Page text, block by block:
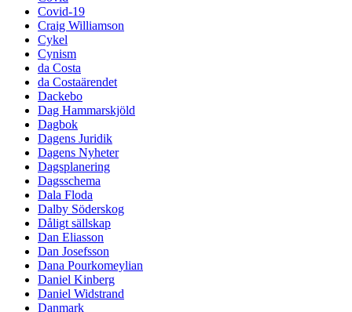
Covid-19
Craig Williamson
Cykel
Cynism
da Costa
da Costaärendet
Dackebo
Dag Hammarskjöld
Dagbok
Dagens Juridik
Dagens Nyheter
Dagsplanering
Dagsschema
Dala Floda
Dalby Söderskog
Dåligt sällskap
Dan Eliasson
Dan Josefsson
Dana Pourkomeylian
Daniel Kinberg
Daniel Widstrand
Danmark